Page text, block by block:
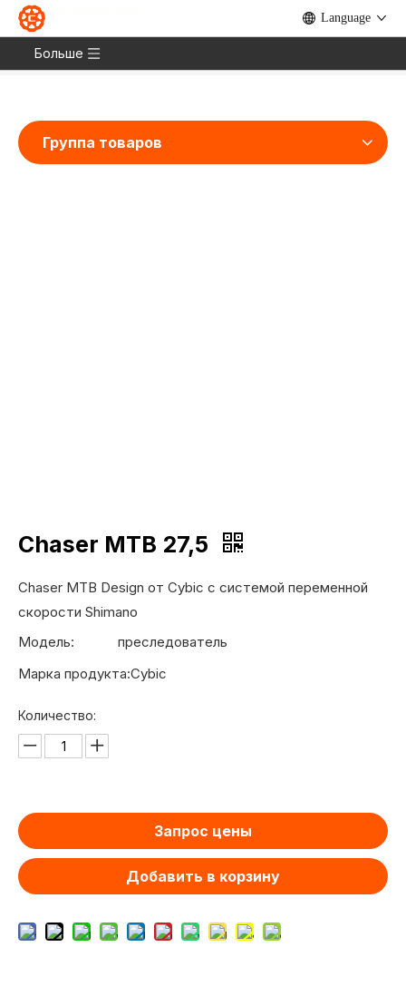
Language
Больше
Дом
Горный
велосипед Хардтейл
Группа товаров
Chaser MTB 27,5
Chaser MTB Design от Cybic с системой переменной
скорости Shimano
Модель:
преследователь
Марка продукта:Cybic
Количество:
Запрос цены
Добавить в корзину